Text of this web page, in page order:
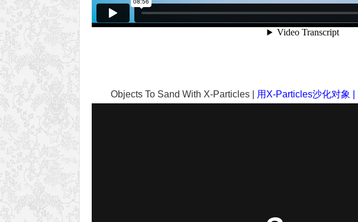
Objects To Sand With X-Particles | 用X-Particles沙化对象 |